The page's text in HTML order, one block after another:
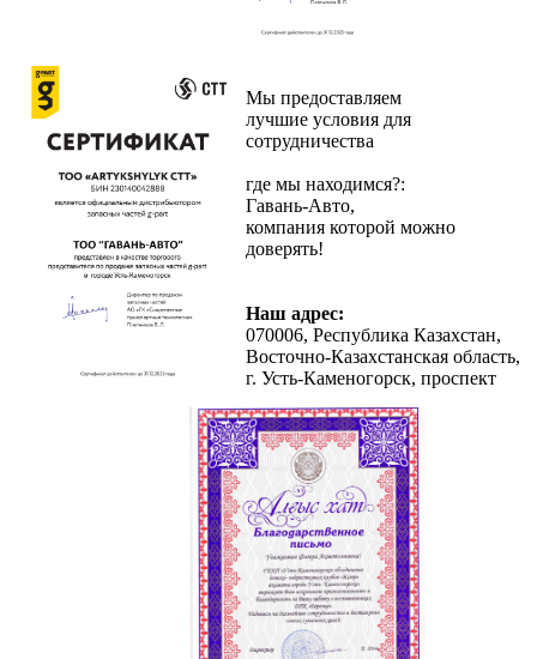
Мы предоставляем
лучшие условия для
сотрудничества
где мы находимся?:
Гавань-Авто,
компания которой можно
доверять!
Наш адрес:
070006, Республика Казахстан,
Восточно-Казахстанская область,
г. Усть-Каменогорск, проспект